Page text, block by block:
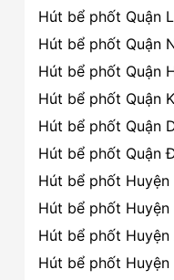
Hút bể phốt Quận
Hút bể phốt Quận
Hút bể phốt Quận
Hút bể phốt Quận
Hút bể phốt Quận
Hút bể phốt Quận
Hút bể phốt Huyện
Hút bể phốt Huyện
Hút bể phốt Huyện
Hút bể phốt Huyện